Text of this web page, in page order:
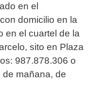
en el
domicilio en la
en el cuartel de la
sito en Plaza
987.878.306 o
mañana, de